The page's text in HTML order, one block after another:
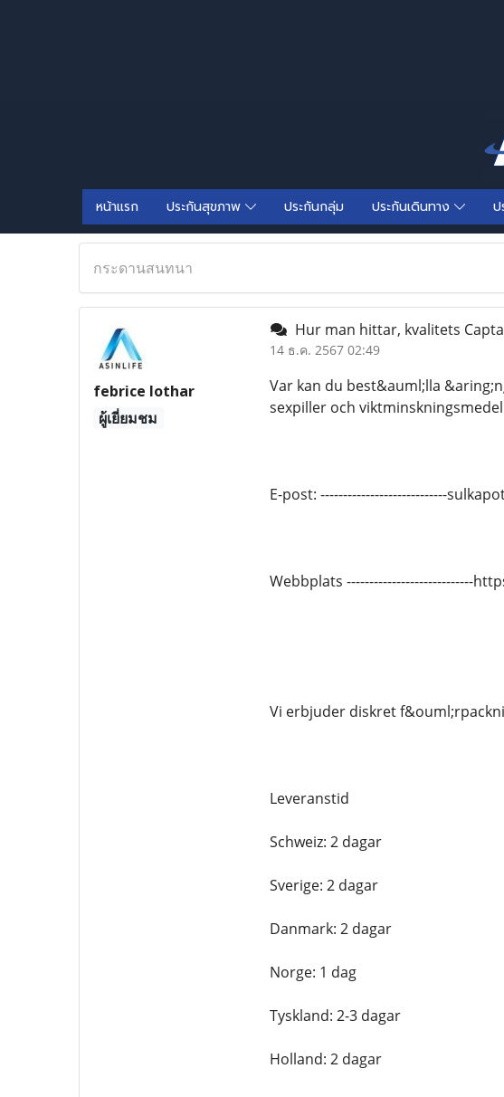
หน้าแรก ประกันสุขภาพ ประกันกลุ่ม ประกันเดินทาง
กระดานสนทนา
febrice lothar
ผู้เยี่ยมชม
Hur man hittar, kvalitets
14 ธ.ค. 2567 02:49
Var kan du best&auml;lla
sexpiller och
E-post: ----------------------------
Webbplats ----------------------------
Vi erbjuder diskret
Leveranstid
Schweiz: 2 dagar
Sverige: 2 dagar
Danmark: 2 dagar
Norge: 1 dag
Tyskland: 2-3 dagar
Holland: 2 dagar